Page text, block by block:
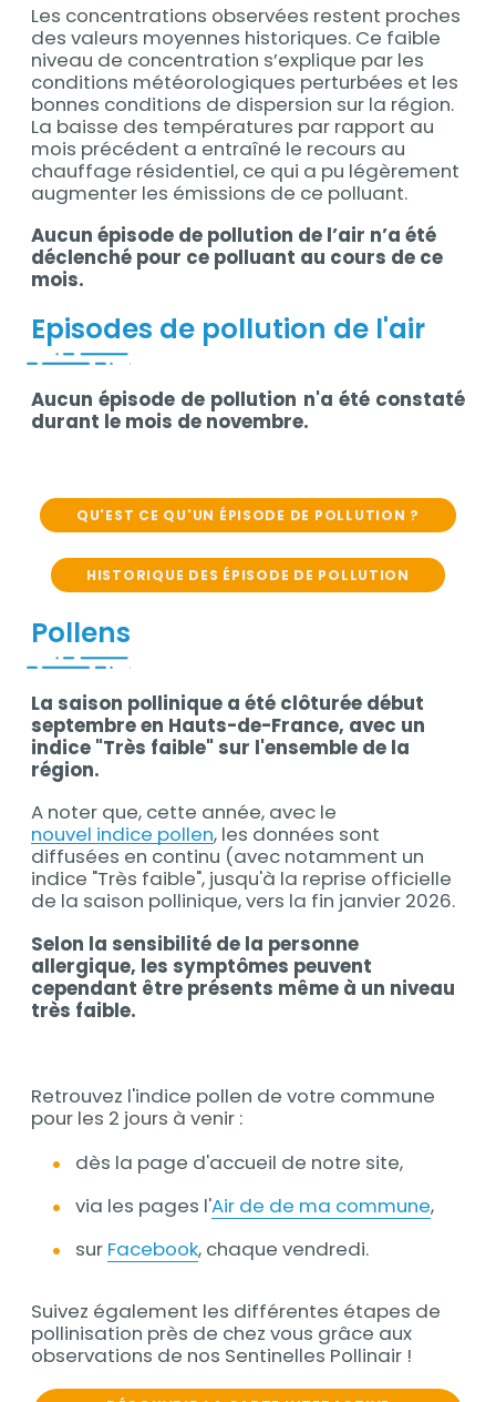
Les concentrations observées restent proches
des valeurs moyennes historiques. Ce faible
niveau de concentration s’explique par les
conditions météorologiques perturbées et les
bonnes conditions de dispersion sur la région.
La baisse des températures par rapport au
mois précédent a entraîné le recours au
chauffage résidentiel, ce qui a pu légèrement
augmenter les émissions de ce polluant.
Aucun épisode de pollution de l’air n’a été
déclenché pour ce polluant au cours de ce
mois.
Episodes de pollution de l'air
Aucun épisode de pollution n'a été constaté
durant le mois de novembre.
QU'EST CE QU'UN ÉPISODE DE POLLUTION ?
HISTORIQUE DES ÉPISODE DE POLLUTION
Pollens
La saison pollinique a été clôturée début
septembre en Hauts-de-France, avec un
indice "Très faible" sur l'ensemble de la
région.
A noter que, cette année, avec le
nouvel indice pollen, les données sont
diffusées en continu (avec notamment un
indice "Très faible", jusqu'à la reprise officielle
de la saison pollinique, vers la fin janvier 2026.
Selon la sensibilité de la personne
allergique, les symptômes peuvent
cependant être présents même à un niveau
très faible.
Retrouvez l'indice pollen de votre commune
pour les 2 jours à venir :
dès la page d'accueil de notre site,
via les pages l'Air de de ma commune,
sur Facebook, chaque vendredi.
Suivez également les différentes étapes de
pollinisation près de chez vous grâce aux
observations de nos Sentinelles Pollinair !